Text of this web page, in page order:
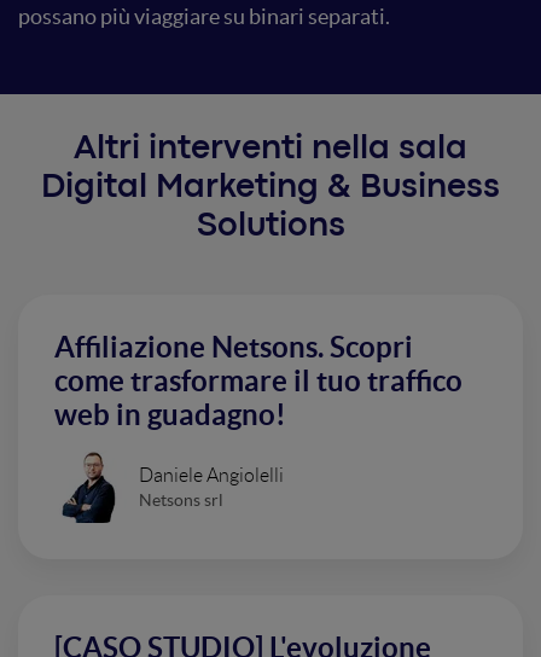
possano più viaggiare su binari separati.
Altri interventi nella sala
Digital Marketing & Business
Solutions
Affiliazione Netsons. Scopri
come trasformare il tuo traffico
web in guadagno!
Daniele Angiolelli
Netsons srl
[CASO STUDIO] L'evoluzione